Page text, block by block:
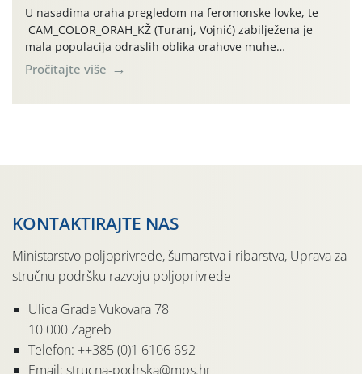
U nasadima oraha pregledom na feromonske lovke, te
CAM_COLOR_ORAH_KŽ (Turanj, Vojnić) zabilježena je
mala populacija odraslih oblika orahove muhe
(Rhagoletis completa). Niska brojnost može se objasniti
činjenicom da je riječ o mladim nasadima s vrlo malim
Pročitajte više
KONTAKTIRAJTE NAS
Ministarstvo poljoprivrede, šumarstva i ribarstva, Uprava za
stručnu podršku razvoju poljoprivrede
Ulica Grada Vukovara 78
10 000 Zagreb
Telefon: ++385 (0)1 6106 692
Email: strucna-podrska@mps.hr